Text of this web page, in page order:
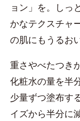
ョン」を。しっ
かなテクスチャ
の肌にもうるお
重さやべたつき
化粧水の量を半
少量ずつ塗布す
イズから半分に